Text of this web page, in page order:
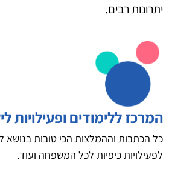
יתרונות רבים.
המרכז ללימודים ופעילויות
כל הכתבות וההמלצות הכי טובות בנושא
לפעילויות כיפיות לכל המשפחה ועוד.